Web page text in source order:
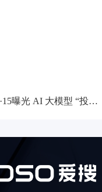
3·15曝光 AI 大模型 “投毒”：打击“虚假宣传”，不是 GEO 死了，是灰产死了！